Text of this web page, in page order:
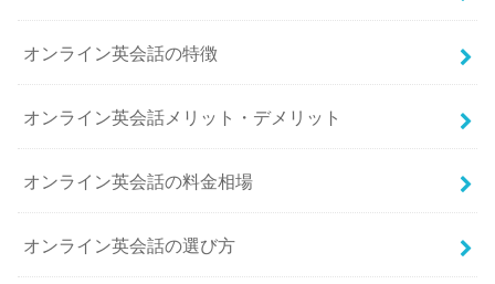
オンライン英会話の特徴
オンライン英会話メリット・デメリット
オンライン英会話の料金相場
オンライン英会話の選び方